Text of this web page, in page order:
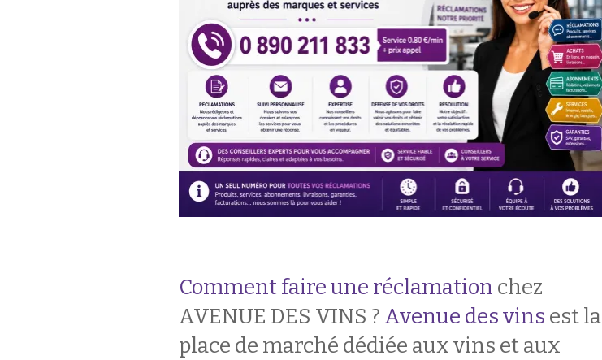
Comment faire une réclamation chez
AVENUE DES VINS ? Avenue des vins est la
place de marché dédiée aux vins et aux